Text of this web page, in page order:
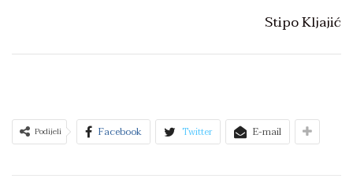
Stipo Kljajić
Podijeli Facebook Twitter E-mail